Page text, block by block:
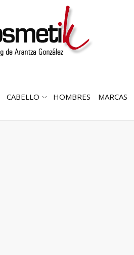
ABRIR
CABELLO HOMBRES MARCAS